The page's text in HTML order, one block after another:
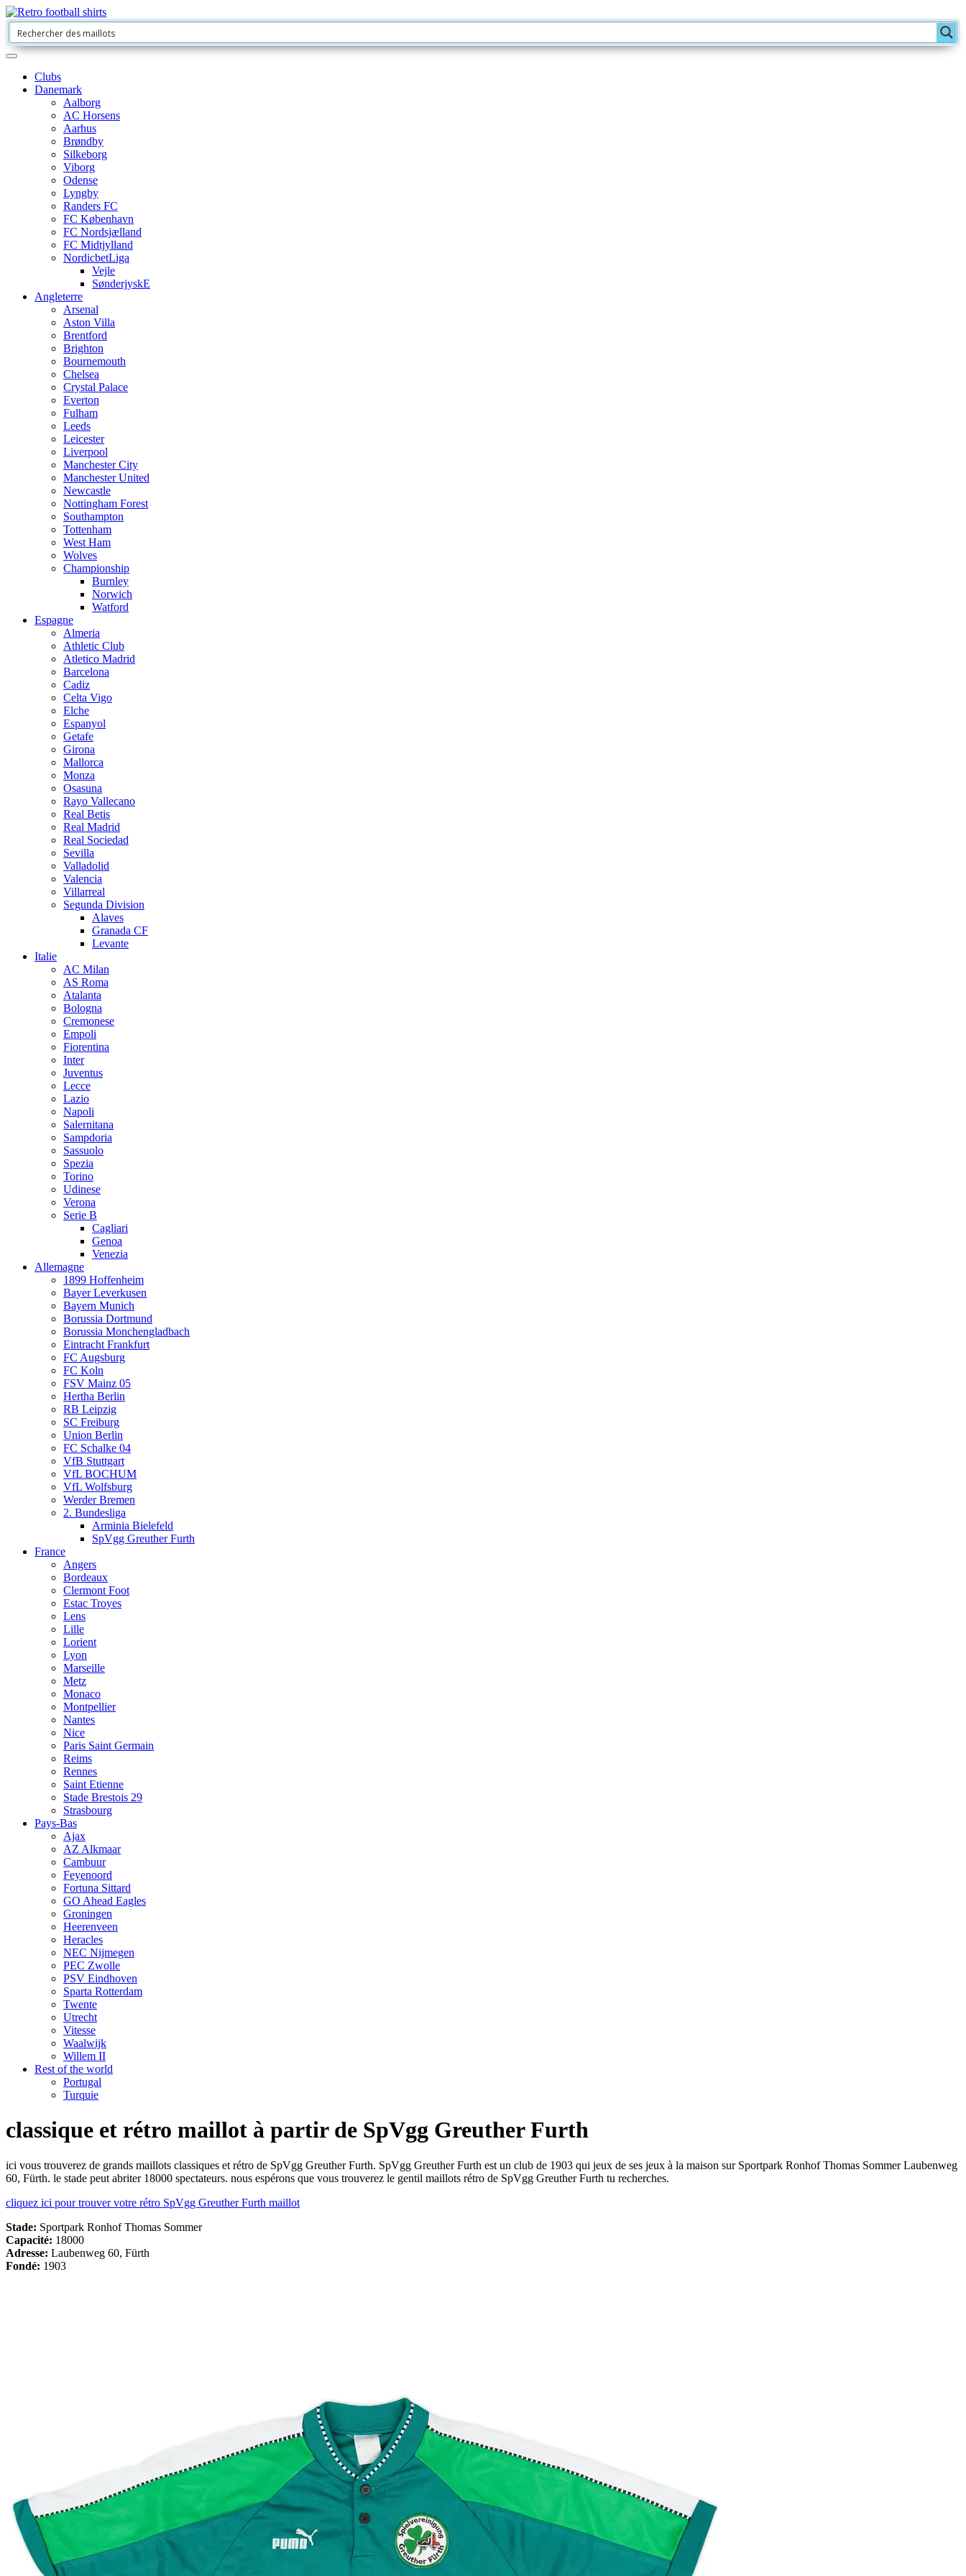
Clubs
Danemark
Aalborg
AC Horsens
Aarhus
Brøndby
Silkeborg
Viborg
Odense
Lyngby
Randers FC
FC København
FC Nordsjælland
FC Midtjylland
NordicbetLiga
Vejle
SønderjyskE
Angleterre
Arsenal
Aston Villa
Brentford
Brighton
Bournemouth
Chelsea
Crystal Palace
Everton
Fulham
Leeds
Leicester
Liverpool
Manchester City
Manchester United
Newcastle
Nottingham Forest
Southampton
Tottenham
West Ham
Wolves
Championship
Burnley
Norwich
Watford
Espagne
Almeria
Athletic Club
Atletico Madrid
Barcelona
Cadiz
Celta Vigo
Elche
Espanyol
Getafe
Girona
Mallorca
Monza
Osasuna
Rayo Vallecano
Real Betis
Real Madrid
Real Sociedad
Sevilla
Valladolid
Valencia
Villarreal
Segunda Division
Alaves
Granada CF
Levante
Italie
AC Milan
AS Roma
Atalanta
Bologna
Cremonese
Empoli
Fiorentina
Inter
Juventus
Lecce
Lazio
Napoli
Salernitana
Sampdoria
Sassuolo
Spezia
Torino
Udinese
Verona
Serie B
Cagliari
Genoa
Venezia
Allemagne
1899 Hoffenheim
Bayer Leverkusen
Bayern Munich
Borussia Dortmund
Borussia Monchengladbach
Eintracht Frankfurt
FC Augsburg
FC Koln
FSV Mainz 05
Hertha Berlin
RB Leipzig
SC Freiburg
Union Berlin
FC Schalke 04
VfB Stuttgart
VfL BOCHUM
VfL Wolfsburg
Werder Bremen
2. Bundesliga
Arminia Bielefeld
SpVgg Greuther Furth
France
Angers
Bordeaux
Clermont Foot
Estac Troyes
Lens
Lille
Lorient
Lyon
Marseille
Metz
Monaco
Montpellier
Nantes
Nice
Paris Saint Germain
Reims
Rennes
Saint Etienne
Stade Brestois 29
Strasbourg
Pays-Bas
Ajax
AZ Alkmaar
Cambuur
Feyenoord
Fortuna Sittard
GO Ahead Eagles
Groningen
Heerenveen
Heracles
NEC Nijmegen
PEC Zwolle
PSV Eindhoven
Sparta Rotterdam
Twente
Utrecht
Vitesse
Waalwijk
Willem II
Rest of the world
Portugal
Turquie
classique et rétro maillot à partir de SpVgg Greuther Furth
ici vous trouverez de grands maillots classiques et rétro de SpVgg Greuther Furth. SpVgg Greuther Furth est un club de 1903 qui jeux de ses jeux à la maison sur Sportpark Ronhof Thomas Sommer Laubenweg
60, Fürth. le stade peut abriter 18000 spectateurs. nous espérons que vous trouverez le gentil maillots rétro de SpVgg Greuther Furth tu recherches.
cliquez ici pour trouver votre rétro SpVgg Greuther Furth maillot
Stade: Sportpark Ronhof Thomas Sommer
Capacité: 18000
Adresse: Laubenweg 60, Fürth
Fondé: 1903